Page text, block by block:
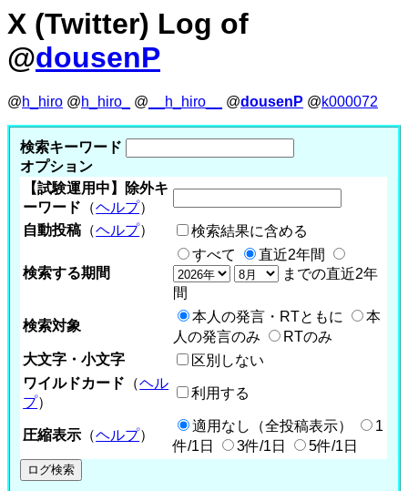
X (Twitter) Log of
@dousenP
@h_hiro @h_hiro_ @ __h_hiro__ @dousenP @k000072
検索キーワード
オプション
【試験運用中】除外キ
ーワード （ヘルプ）
自動投稿 （ヘルプ） 検索結果に含める
検索する期間
すべて
直近2年間
までの直近2年
間
検索対象
本人の発言・RTともに
本
人の発言のみ
RTのみ
大文字・小文字
区別しない
ワイルドカード （ヘル
プ）
利用する
圧縮表示 （ヘルプ）
適用なし（全投稿表示）
1
件/1日
3件/1日 5件/1日